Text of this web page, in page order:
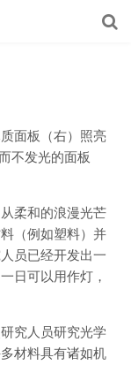
面板（右）照亮
不发光的面板
柔和的浪漫光芒
（例如塑料）并
员已经开发出一
日可以用作灯，
究人员研究光学
材料具有诸如机